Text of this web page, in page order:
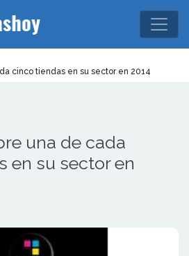
cinco tiendas en su sector en 2014
una de cada
en su sector en